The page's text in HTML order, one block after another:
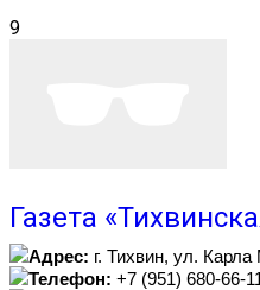
9
Газета
Адрес: г. Тихвин, ул.
Телефон: +7 (951) 680-66-